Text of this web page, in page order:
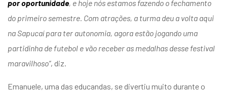
por oportunidade, e hoje nós estamos fazendo o fechamento
do primeiro semestre. Com atrações, a turma deu a volta aqui
na Sapucaí para ter autonomia, agora estão jogando uma
partidinha de futebol e vão receber as medalhas desse festival
maravilhoso”, diz.
Emanuele, uma das educandas, se divertiu muito durante o